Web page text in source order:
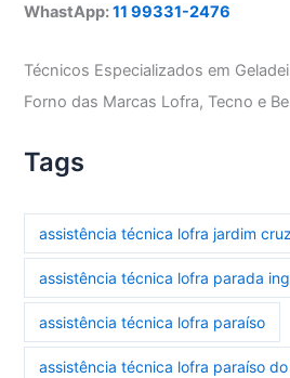
WhastApp:11 99331-2476
Técnicos Especializados em
Forno das Marcas Lofra, Tecno e
Tags
assistência técnica lofra jardim
assistência técnica lofra parada
assistência técnica lofra paraíso
assistência técnica lofra paraíso